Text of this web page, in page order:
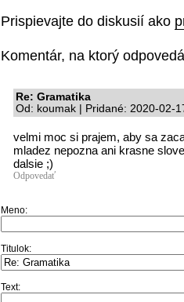
Prispievajte do diskusií ako
Komentár, na ktorý
Re: Gramatika
Od: koumak | Pridané: 2020-02-
velmi moc si prajem, aby sa
mladez nepozna ani krasne
dalsie ;)
Odpovedať
Meno:
Titulok:
Text: